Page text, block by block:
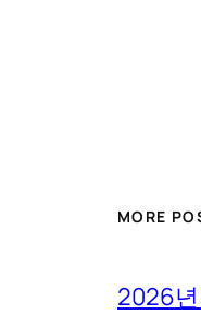
MORE
2026